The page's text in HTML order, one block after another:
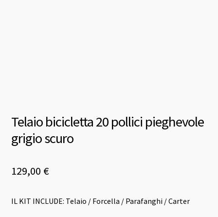
Telaio bicicletta 20 pollici pieghevole
grigio scuro
129,00 €
IL KIT INCLUDE: Telaio / Forcella / Parafanghi / Carter